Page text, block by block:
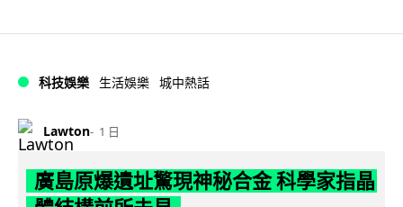
科技娛樂 生活娛樂 城中熱話
Lawton 1 日
廣島原爆遺址驚現神秘合金 科學家指晶